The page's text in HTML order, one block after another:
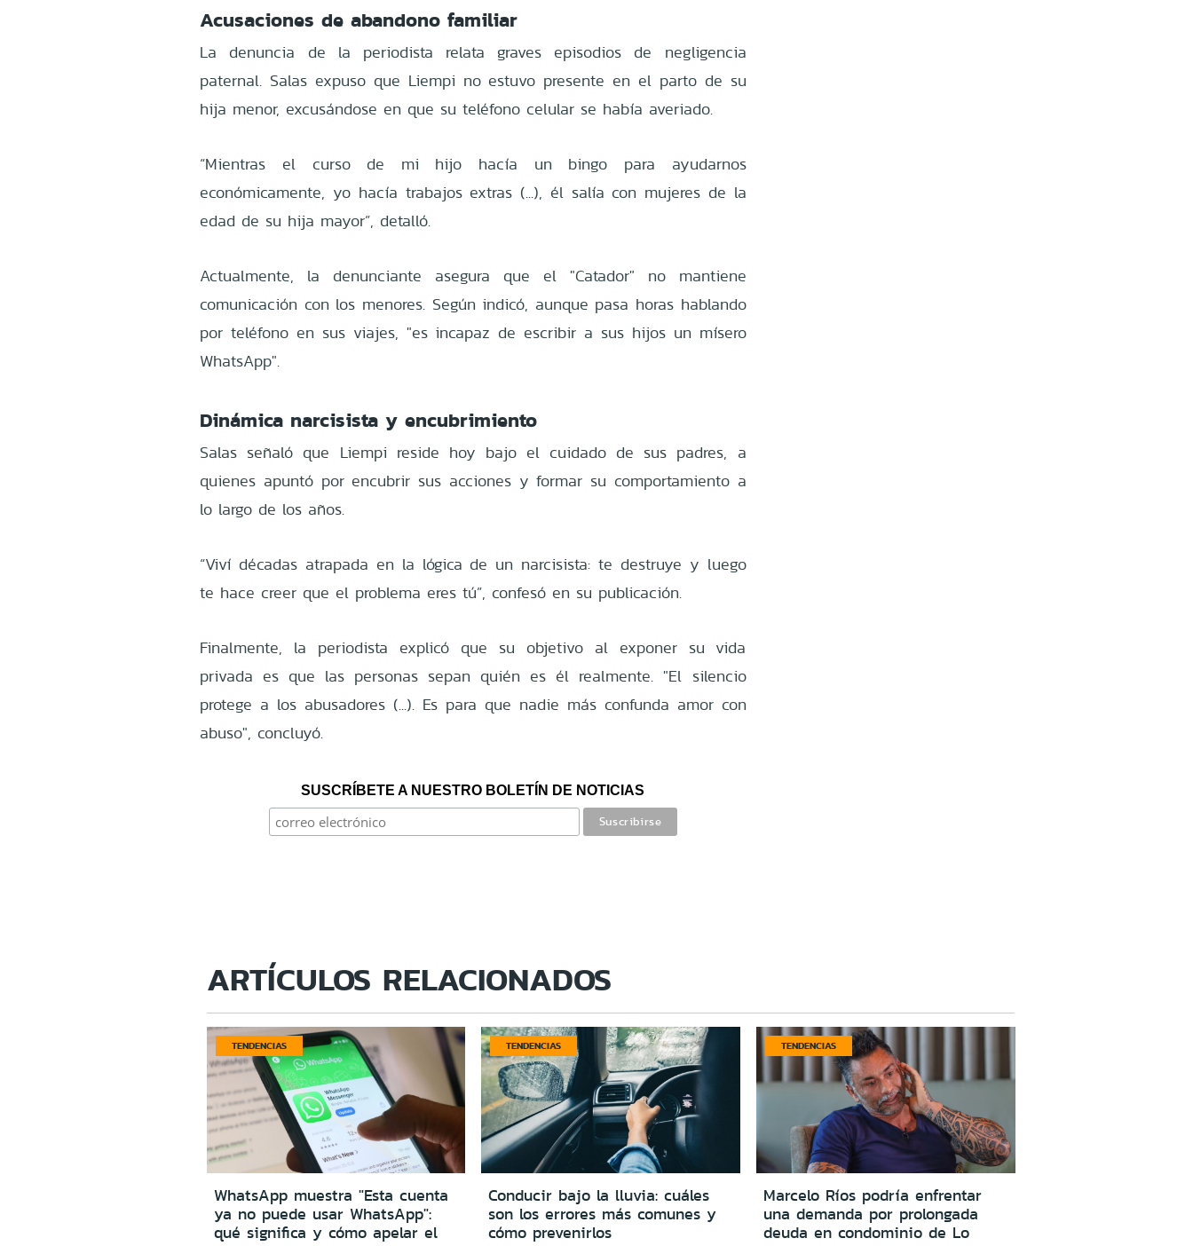
Acusaciones de abandono familiar
La denuncia de la periodista relata graves episodios de negligencia
paternal. Salas expuso que Liempi no estuvo presente en el parto de su
hija menor, excusándose en que su teléfono celular se había averiado.
“Mientras el curso de mi hijo hacía un bingo para ayudarnos
económicamente, yo hacía trabajos extras (...), él salía con mujeres de la
edad de su hija mayor”, detalló.
Actualmente, la denunciante asegura que el "Catador" no mantiene
comunicación con los menores. Según indicó, aunque pasa horas hablando
por teléfono en sus viajes, "es incapaz de escribir a sus hijos un mísero
WhatsApp".
Dinámica narcisista y encubrimiento
Salas señaló que Liempi reside hoy bajo el cuidado de sus padres, a
quienes apuntó por encubrir sus acciones y formar su comportamiento a
lo largo de los años.
“Viví décadas atrapada en la lógica de un narcisista: te destruye y luego
te hace creer que el problema eres tú”, confesó en su publicación.
Finalmente, la periodista explicó que su objetivo al exponer su vida
privada es que las personas sepan quién es él realmente. "El silencio
protege a los abusadores (...). Es para que nadie más confunda amor con
abuso", concluyó.
SUSCRÍBETE A NUESTRO BOLETÍN DE NOTICIAS
ARTÍCULOS RELACIONADOS
TENDENCIAS
WhatsApp muestra "Esta cuenta
ya no puede usar WhatsApp":
qué significa y cómo apelar el
TENDENCIAS
Conducir bajo la lluvia: cuáles
son los errores más comunes y
cómo prevenirlos
TENDENCIAS
Marcelo Ríos podría enfrentar
una demanda por prolongada
deuda en condominio de Lo